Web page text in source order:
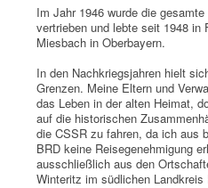
Im Jahr 1946 wurde die
vertrieben und lebte seit 1948 in
Miesbach in Oberbayern.
In den Nachkriegsjahren hielt
Grenzen. Meine Eltern und
das Leben in der alten Heimat,
auf die historischen
die CSSR zu fahren, da ich aus
BRD keine Reisegenehmigung
ausschließlich aus den
Winteritz im südlichen Landkreis